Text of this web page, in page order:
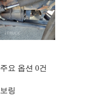
주요 옵션 0건
보링